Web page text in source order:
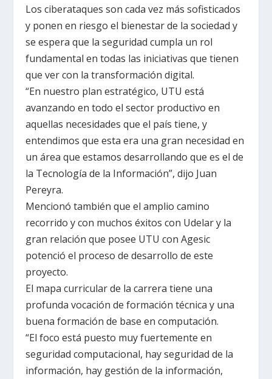
Los ciberataques son cada vez más sofisticados
y ponen en riesgo el bienestar de la sociedad y
se espera que la seguridad cumpla un rol
fundamental en todas las iniciativas que tienen
que ver con la transformación digital.
“En nuestro plan estratégico, UTU está
avanzando en todo el sector productivo en
aquellas necesidades que el país tiene, y
entendimos que esta era una gran necesidad en
un área que estamos desarrollando que es el de
la Tecnología de la Información”, dijo Juan
Pereyra.
Mencionó también que el amplio camino
recorrido y con muchos éxitos con Udelar y la
gran relación que posee UTU con Agesic
potenció el proceso de desarrollo de este
proyecto.
El mapa curricular de la carrera tiene una
profunda vocación de formación técnica y una
buena formación de base en computación.
“El foco está puesto muy fuertemente en
seguridad computacional, hay seguridad de la
información, hay gestión de la información,